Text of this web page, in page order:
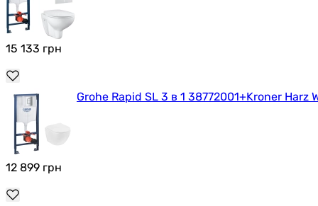
15 133 грн
Grohe Rapid SL 3 в 1 38772001+Kroner
12 899 грн